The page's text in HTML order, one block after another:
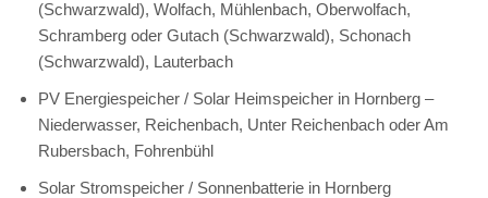
(Schwarzwald), Wolfach, Mühlenbach, Oberwolfach,
Schramberg oder Gutach (Schwarzwald), Schonach
(Schwarzwald), Lauterbach
PV Energiespeicher / Solar Heimspeicher in Hornberg –
Niederwasser, Reichenbach, Unter Reichenbach oder Am
Rubersbach, Fohrenbühl
Solar Stromspeicher / Sonnenbatterie in Hornberg